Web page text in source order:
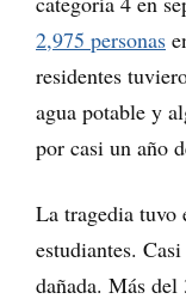
2,975 personas
residentes
agua potable y
por casi un año
La tragedia tuvo
estudiantes.
dañada. Más del